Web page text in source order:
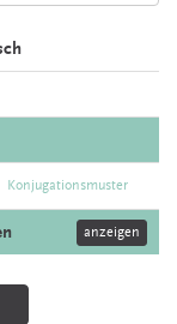
Konjugationsmuster
anzeigen